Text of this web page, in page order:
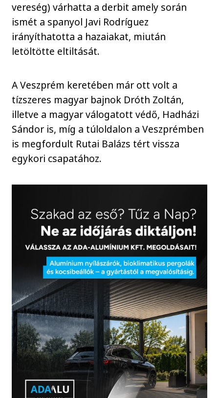
vereség) várhatta a derbit amely során
ismét a spanyol Javi Rodríguez
irányíthatotta a hazaiakat, miután
letöltötte eltiltását.
A Veszprém keretében már ott volt a
tízszeres magyar bajnok Dróth Zoltán,
illetve a magyar válogatott védő, Hadházi
Sándor is, míg a túloldalon a Veszprémben
is megfordult Rutai Balázs tért vissza
egykori csapatához.